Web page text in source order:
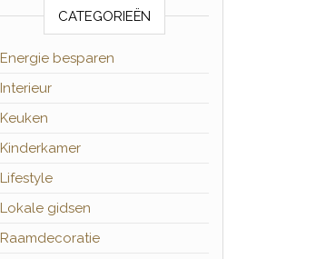
CATEGORIEËN
Energie besparen
Interieur
Keuken
Kinderkamer
Lifestyle
Lokale gidsen
Raamdecoratie